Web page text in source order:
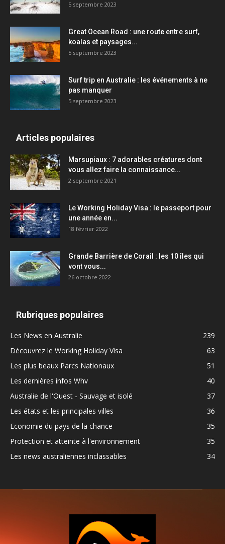
5 septembre 2023
Great Ocean Road : une route entre surf,
koalas et paysages...
5 septembre 2023
Surf trip en Australie : les événements à ne
pas manquer
5 septembre 2023
Articles populaires
Marsupiaux : 7 adorables créatures dont
vous allez faire la connaissance...
2 septembre 2021
Le Working Holiday Visa : le passeport pour
une année en...
18 février 2022
Grande Barrière de Corail : les 10 îles qui
vont vous...
26 octobre 2022
Rubriques populaires
Les News en Australie
239
Découvrez le Working Holiday Visa
63
Les plus beaux Parcs Nationaux
51
Les dernières infos Whv
40
Australie de l'Ouest - Sauvage et isolé
37
Les états et les principales villes
36
Economie du pays de la chance
35
Protection et atteinte à l'environnement
35
Les news australiennes inclassables
34